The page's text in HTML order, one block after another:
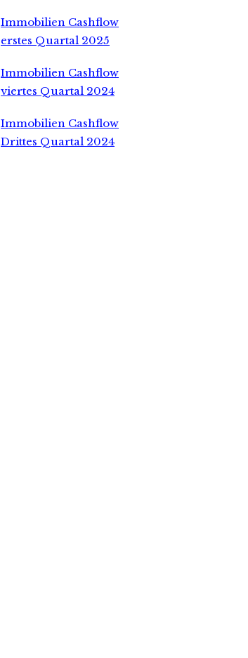
Immobilien Cashflow
erstes Quartal 2025
Immobilien Cashflow
viertes Quartal 2024
Immobilien Cashflow
Drittes Quartal 2024